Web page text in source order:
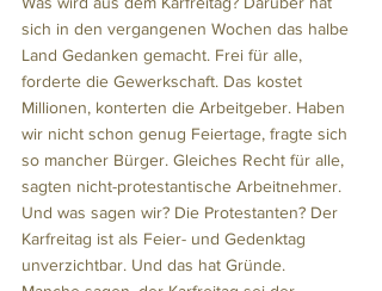
sich in den vergangenen Wochen das halbe
Land Gedanken gemacht. Frei für alle,
forderte die Gewerkschaft. Das kostet
Millionen, konterten die Arbeitgeber. Haben
wir nicht schon genug Feiertage, fragte sich
so mancher Bürger. Gleiches Recht für alle,
sagten nicht-protestantische Arbeitnehmer.
Und was sagen wir? Die Protestanten? Der
Karfreitag ist als Feier- und Gedenktag
unverzichtbar. Und das hat Gründe.